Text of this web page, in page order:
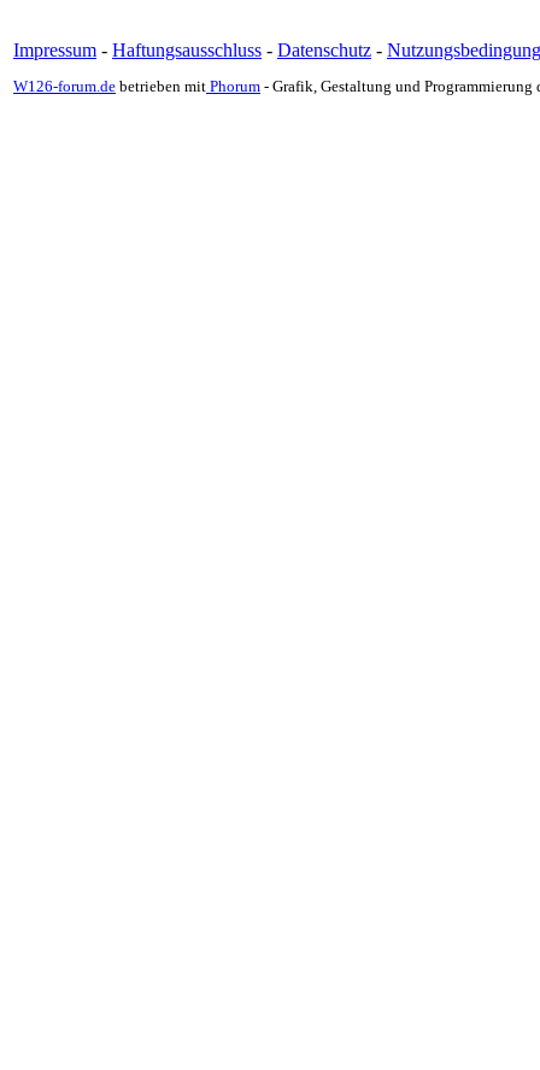
Impressum - Haftungsausschluss - Datenschutz -
W126-forum.de betrieben mit Phorum - Grafik, Gestaltung und Programmierung